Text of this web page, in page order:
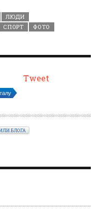
ЛЮДИ
СПОРТ
ФОТО
Tweet
БЛОГА